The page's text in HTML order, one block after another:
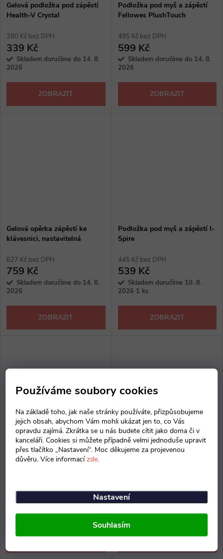
Používáme soubory cookies
Na základě toho, jak naše stránky používáte, přizpůsobujeme
jejich obsah, abychom Vám mohli ukázat jen to, co Vás
opravdu zajímá. Zkrátka se u nás budete cítit jako doma či v
kanceláři. Cookies si můžete případně velmi jednoduše upravit
přes tlačítko „Nastavení“. Moc děkujeme za projevenou
důvěru. Více informacízde.
Nastavení
Souhlasím
Gelová podložka pod zápěstí
Health-V Crystal
280 Kč bez DPH
339 Kč
Skladem doručíme do 14. 8.
2026
ZOBRAZIT
Podložka pod myš a zápěstí
Fellowes PlushTouch
495 Kč bez DPH
599 Kč
Skladem doručíme do 14. 8.
2026
ZOBRAZIT
Gelová opěrka zápěstí ke
klávesnici, nastavitelná
627 Kč bez DPH
759 Kč
Skladem doručíme do 14. 8.
2026
ZOBRAZIT
Podložka pod myš a zápěstí I-
Spire
445 Kč bez DPH
539 Kč
Skladem doručíme 10. 8.
2026 1 ks
ZOBRAZIT
Stojan pod monitor OVAL
959 Kč
Skladem doručíme do 14. 8.
20264 ks
Gelová podložka pod myš a
od449 Kč
Skladem doručíme do 14. 8.
2026